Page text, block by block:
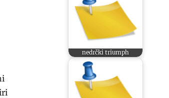
nedrčki triumph